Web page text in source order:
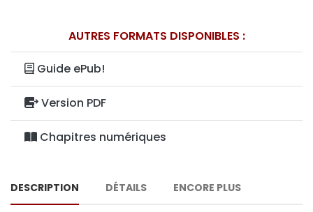
AUTRES FORMATS DISPONIBLES :
Guide ePub!
Version PDF
Chapitres numériques
DESCRIPTION DÉTAILS ENCORE PLUS